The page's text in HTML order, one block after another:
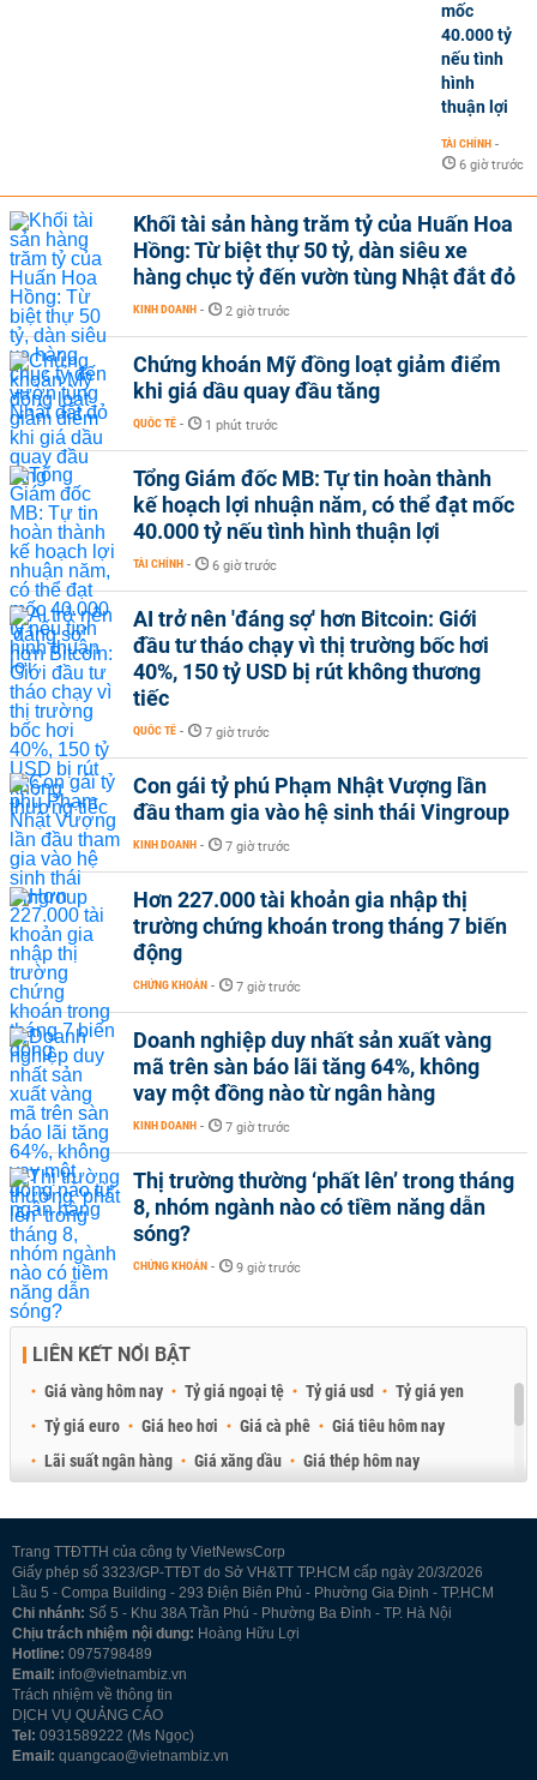
mốc
40.000 tỷ
nếu tình
hình
thuận lợi
TÀI CHÍNH -
6 giờ trước
Khối tài sản hàng trăm tỷ của Huấn Hoa
Hồng: Từ biệt thự 50 tỷ, dàn siêu xe
hàng chục tỷ đến vườn tùng Nhật đắt đỏ
KINH DOANH - 2 giờ trước
Chứng khoán Mỹ đồng loạt giảm điểm
khi giá dầu quay đầu tăng
QUỐC TẾ - 1 phút trước
Tổng Giám đốc MB: Tự tin hoàn thành
kế hoạch lợi nhuận năm, có thể đạt mốc
40.000 tỷ nếu tình hình thuận lợi
TÀI CHÍNH - 6 giờ trước
AI trở nên 'đáng sợ' hơn Bitcoin: Giới
đầu tư tháo chạy vì thị trường bốc hơi
40%, 150 tỷ USD bị rút không thương
tiếc
QUỐC TẾ - 7 giờ trước
Con gái tỷ phú Phạm Nhật Vượng lần
đầu tham gia vào hệ sinh thái Vingroup
KINH DOANH - 7 giờ trước
Hơn 227.000 tài khoản gia nhập thị
trường chứng khoán trong tháng 7 biến
động
CHỨNG KHOÁN - 7 giờ trước
Doanh nghiệp duy nhất sản xuất vàng
mã trên sàn báo lãi tăng 64%, không
vay một đồng nào từ ngân hàng
KINH DOANH - 7 giờ trước
Thị trường thường ‘phất lên’ trong tháng
8, nhóm ngành nào có tiềm năng dẫn
sóng?
CHỨNG KHOÁN - 9 giờ trước
LIÊN KẾT NỔI BẬT
Giá vàng hôm nay Tỷ giá ngoại tệ Tỷ giá usd
Tỷ giá yen
Tỷ giá euro
Giá heo hơi Giá cà phê
Giá tiêu hôm nay
Lãi suất ngân hàng
Giá xăng dầu
Giá thép hôm nay
Trang TTĐTTH của công ty VietNewsCorp
Giấy phép số 3323/GP-TTĐT do Sở VH&TT TP.HCM cấp ngày 20/3/2026
Lầu 5 - Compa Building - 293 Điện Biên Phủ - Phường Gia Định - TP.HCM
Chi nhánh: Số 5 - Khu 38A Trần Phú - Phường Ba Đình - TP. Hà Nội
Chịu trách nhiệm nội dung: Hoàng Hữu Lợi
Hotline: 0975798489
Email: info@vietnambiz.vn
Trách nhiệm về thông tin
DỊCH VỤ QUẢNG CÁO
Tel: 0931589222 (Ms Ngọc)
Email: quangcao@vietnambiz.vn